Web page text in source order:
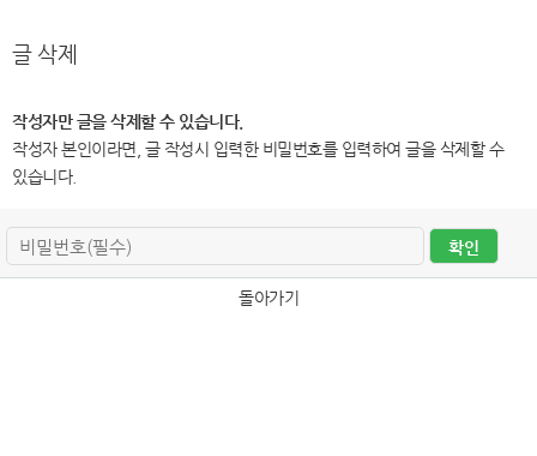
글 삭제
작성자만 글을 삭제할 수 있습니다.
작성자 본인이라면, 글 작성시 입력한 비밀번호를 입력하여 글을 삭제할 수
있습니다.
돌아가기